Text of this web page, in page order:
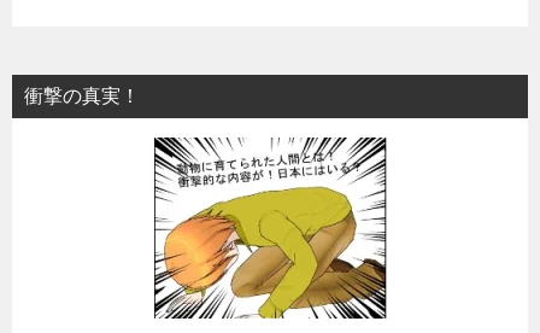
衝撃の真実！